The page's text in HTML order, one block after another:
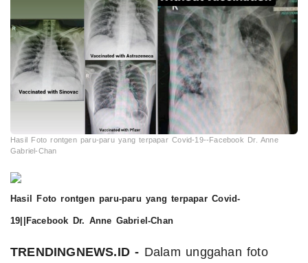
Hasil Foto rontgen paru-paru yang terpapar Covid-19--Facebook Dr. Anne
Gabriel-Chan
Hasil Foto rontgen paru-paru yang terpapar Covid-
19||Facebook Dr. Anne Gabriel-Chan
TRENDINGNEWS.ID - Dalam unggahan foto